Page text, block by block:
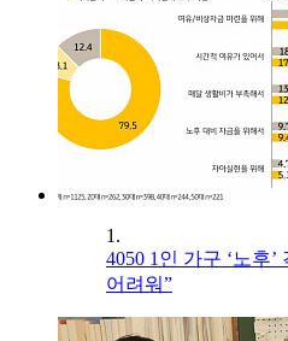
1.
4050 1인 가구 ‘노후’
어려워”